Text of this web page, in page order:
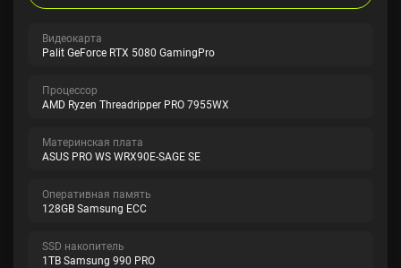
Видеокарта
Palit GeForce RTX 5080 GamingPro
Процессор
AMD Ryzen Threadripper PRO 7955WX
Материнская плата
ASUS PRO WS WRX90E-SAGE SE
Оперативная память
128GB Samsung ECC
SSD накопитель
1TB Samsung 990 PRO